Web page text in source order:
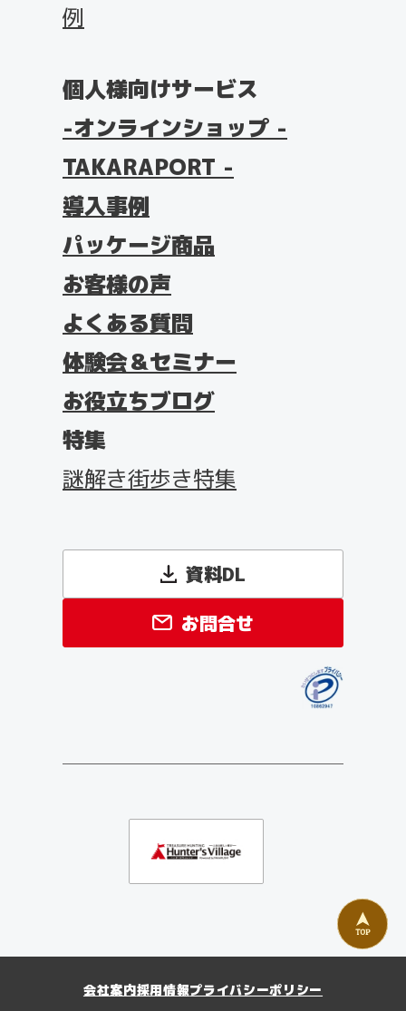
例
個人様向けサービス
オンラインショップ -
TAKARAPORT -
導入事例
パッケージ商品
お客様の声
よくある質問
体験会＆セミナー
お役立ちブログ
特集
謎解き街歩き特集
資料DL
お問合せ
会社案内採用情報プライバシーポリシー